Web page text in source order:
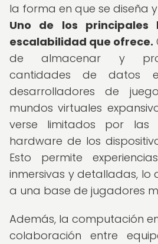
la forma en que se diseña
Uno de los principales
escalabilidad que ofrece.
de almacenar y
cantidades de datos
desarrolladores de
mundos virtuales
verse limitados por las
hardware de los
Esto permite
inmersivas y detalladas, lo
a una base de jugadores
Además, la computación
colaboración entre